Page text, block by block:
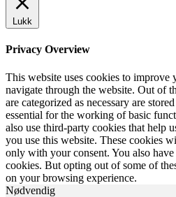
Lukk
Privacy Overview
This website uses cookies to improve
navigate through the website. Out of
are categorized as necessary are
essential for the working of basic
also use third-party cookies that help
you use this website. These cookies
only with your consent. You also
cookies. But opting out of some of
on your browsing experience.
Nødvendig